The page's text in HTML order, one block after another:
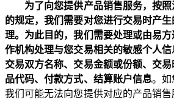
为了向您提供产品销售服务，按
的规定，我们需要对您进行交易时产
理。为此目的，我们需要处理或由易
作机构处理与您交易相关的敏感个人信
交易双方名称、交易金额或份额、交
品代码、付款方式、结算账户信息。如
我们可能无法向您提供对应的产品销售